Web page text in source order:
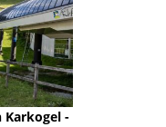
- Salzburg